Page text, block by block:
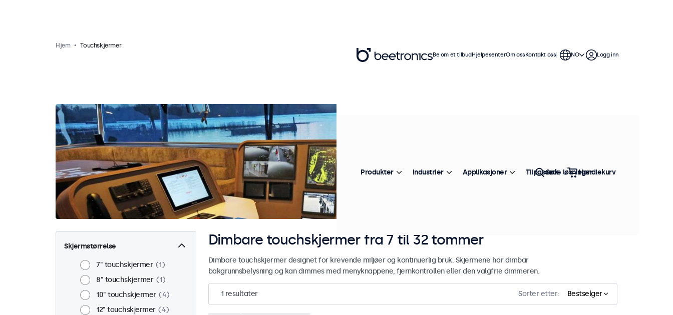
Hjem Touchskjermer
Skjermstørrelse
7" touchskjermer
1
8" touchskjermer
1
10" touchskjermer
4
12" touchskjermer
4
Dimbare touchskjermer fra 7 til 32 tommer
Dimbare touchskjermer designet for krevende miljøer og kontinuerlig bruk. Skjermene har dimbar
bakgrunnsbelysning og kan dimmes med menyknappene, fjernkontrollen eller den valgfrie dimmeren.
1 resultater Sorter etter: Bestselger
Be om et tilbudHjelpesenterOm ossKontakt oss NO Logg inn
Produkter Industrier Applikasjoner Tilpassede løsninger
Søk Handlekurv